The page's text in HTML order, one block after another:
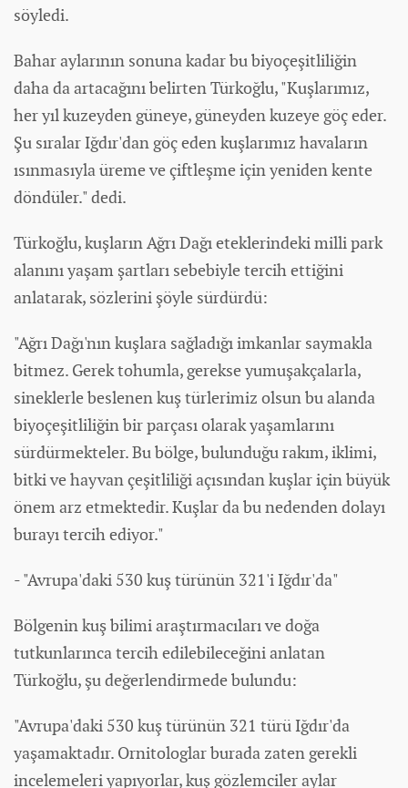
söyledi.
Bahar aylarının sonuna kadar bu biyoçeşitliliğin
daha da artacağını belirten Türkoğlu, "Kuşlarımız,
her yıl kuzeyden güneye, güneyden kuzeye göç eder.
Şu sıralar Iğdır'dan göç eden kuşlarımız havaların
ısınmasıyla üreme ve çiftleşme için yeniden kente
döndüler." dedi.
Türkoğlu, kuşların Ağrı Dağı eteklerindeki milli park
alanını yaşam şartları sebebiyle tercih ettiğini
anlatarak, sözlerini şöyle sürdürdü:
"Ağrı Dağı'nın kuşlara sağladığı imkanlar saymakla
bitmez. Gerek tohumla, gerekse yumuşakçalarla,
sineklerle beslenen kuş türlerimiz olsun bu alanda
biyoçeşitliliğin bir parçası olarak yaşamlarını
sürdürmekteler. Bu bölge, bulunduğu rakım, iklimi,
bitki ve hayvan çeşitliliği açısından kuşlar için büyük
önem arz etmektedir. Kuşlar da bu nedenden dolayı
burayı tercih ediyor."
- "Avrupa'daki 530 kuş türünün 321'i Iğdır'da"
Bölgenin kuş bilimi araştırmacıları ve doğa
tutkunlarınca tercih edilebileceğini anlatan
Türkoğlu, şu değerlendirmede bulundu:
"Avrupa'daki 530 kuş türünün 321 türü Iğdır'da
yaşamaktadır. Ornitologlar burada zaten gerekli
incelemeleri yapıyorlar, kuş gözlemciler aylar